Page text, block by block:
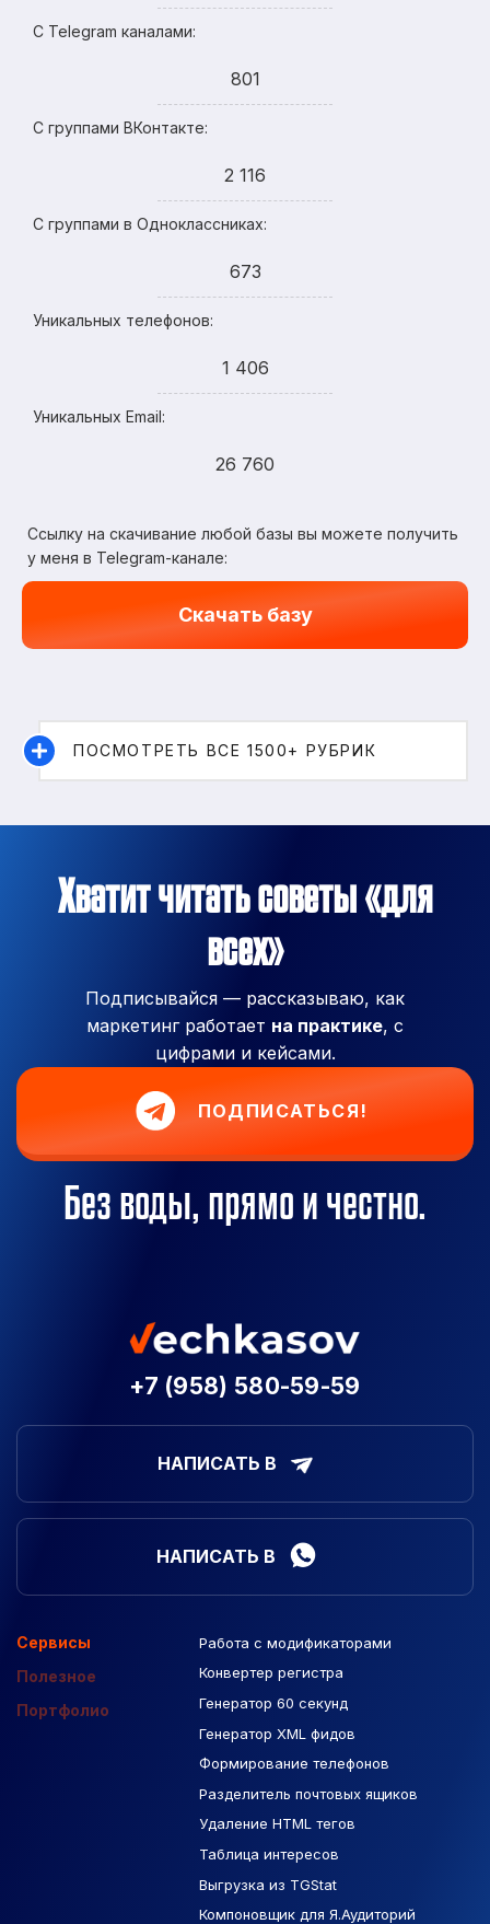
С Telegram каналами:
801
С группами ВКонтакте:
2 116
С группами в Одноклассниках:
673
Уникальных телефонов:
1 406
Уникальных Email:
26 760
Ссылку на скачивание любой базы вы можете получить
у меня в Telegram-канале:
Скачать базу
ПОСМОТРЕТЬ ВСЕ 1500+ РУБРИК
Хватит читать советы «для
всех»
Подписывайся — рассказываю, как
маркетинг работает на практике, с
цифрами и кейсами.
ПОДПИСАТЬСЯ!
Без воды, прямо и честно.
+7 (958) 580-59-59
НАПИСАТЬ В
НАПИСАТЬ В
Сервисы
Полезное
Портфолио
Работа с модификаторами
Конвертер регистра
Генератор 60 секунд
Генератор XML фидов
Формирование телефонов
Разделитель почтовых ящиков
Удаление HTML тегов
Таблица интересов
Выгрузка из TGStat
Компоновщик для Я.Аудиторий
Подборка сайтов
Макеты Figma
База Яндекс Карты
РСЯ площадки
Созданные сайты
Контекстная реклама